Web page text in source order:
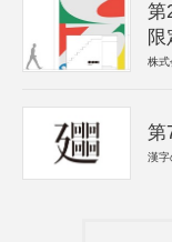
第
限
株式
第
漢字